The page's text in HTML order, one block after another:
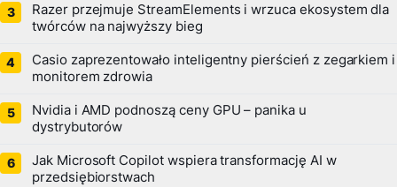
Razer przejmuje StreamElements i wrzuca ekosystem dla
twórców na najwyższy bieg
Casio zaprezentowało inteligentny pierścień z zegarkiem i
monitorem zdrowia
Nvidia i AMD podnoszą ceny GPU – panika u
dystrybutorów
Jak Microsoft Copilot wspiera transformację AI w
przedsiębiorstwach